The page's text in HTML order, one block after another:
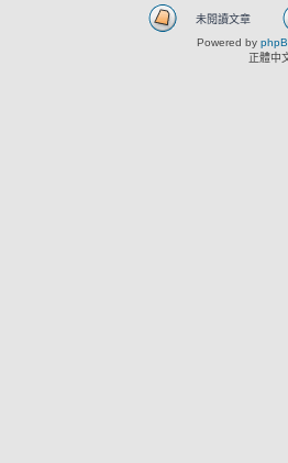
未閱讀文章
Powered by
正體中